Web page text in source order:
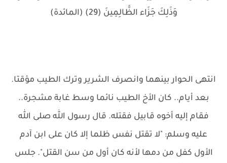
وَذَلِكَ جَزَاء الظَّالِمِينَ (29) (المائدة)
انتهى الحوار بينهما وانصرف الشرير وترك الطيب مؤقتا.
بعد أيام.. كان الأخ الطيب نائما وسط غابة مشجرة..
فقام إليه أخوه قابيل فقتله. قال رسول الله صلى الله
عليه وسلم: "لا تقتل نفس ظلما إلا كان على ابن آدم
الأول كفل من دمها لأنه كان أول من سن القتل". جلس